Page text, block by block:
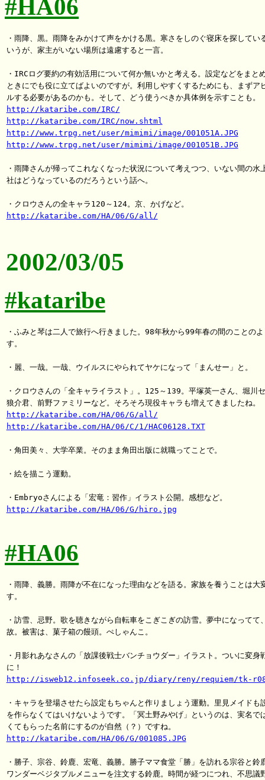
#HA06
・雨降、黒。雨降をみかけて声をかける黒。寒さをしのぐ寝床を探してい
いうが、家主がいない場所は遠慮すると一言。
・IRCログ要約の有効活用について何か無いかと考える。設定などをまと
ときにでも役に立てばよいのですが。利用しやすくするためにも、まずア
http://kataribe.com/IRC/
http://kataribe.com/IRC/now.shtml
http://www.trpg.net/user/mimimi/image/001051A.JPG
http://www.trpg.net/user/mimimi/image/001051B.JPG
・雨降さんが帰ってこれなくなった状況について考えつつ、いない間の水
社はどうなっているのだろうという話へ。
http://kataribe.com/HA/06/G/all/
2002/03/05
#kataribe
・ふみと琴は二人で旅行へ行きました。98年秋から99年春の間のことの
す。
・麗、一哉。一哉、ウイルスにやられてヤケになって「まんせー」と。
・クロウさんの「全キャライラスト」。125～139。平塚英一さん、堀川
http://kataribe.com/HA/06/G/all/
http://kataribe.com/HA/06/C/1/HAC06128.TXT
・角田美々、大学卒業。そのまま角田出版に就職ってことで。
・絵を描こう運動。
http://kataribe.com/HA/06/G/hiro.jpg
#HA06
・雨降、義勝。雨降が不在になった理由などを語る。家族を養うことは大
す。
・訪雪、忌野。歌を聴きながら自転車をこぎこぎの訪雪。夢中になってて
故。被害は、菓子箱の饅頭。ぺしゃんこ。
・月影れあなさんの「放課後戦士バンチョウダー」イラスト。ついに変身
http://isweb12.infoseek.co.jp/diary/reny/requiem/tk-
・キャラを登場させたら設定もちゃんと作りましょう運動。里見メイドも
を作らなくてはいけないようです。「冥土野みやげ」というのは、実名で
http://kataribe.com/HA/06/G/001085.JPG
・勝子、宗谷、鈴鹿、宏竜、義勝。勝子ママ食堂「勝」を訪れる宗谷と鈴
ワンダーベジタブルメニューを注文する鈴鹿。時間が経つにつれ、不思議